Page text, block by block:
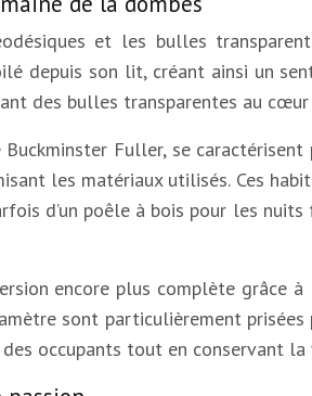
et les bulles
depuis son lit, créant ainsi un
des bulles transparentes au
Buckminster Fuller, se
les matériaux utilisés. Ces
d’un poêle à bois pour les
encore plus complète grâce
sont particulièrement
occupants tout en conservant